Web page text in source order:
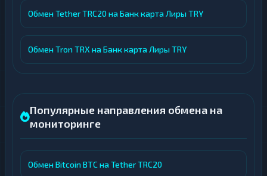
Обмен Tether TRC20 на Банк карта Лиры TRY
Обмен Tron TRX на Банк карта Лиры TRY
Популярные направления обмена на
мониторинге
Обмен Bitcoin BTC на Tether TRC20